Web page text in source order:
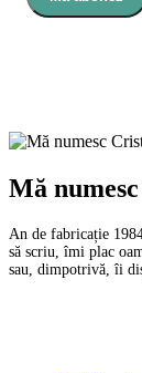
Mă
An de fabricație
să scriu, îmi plac
sau, dimpotrivă, îi